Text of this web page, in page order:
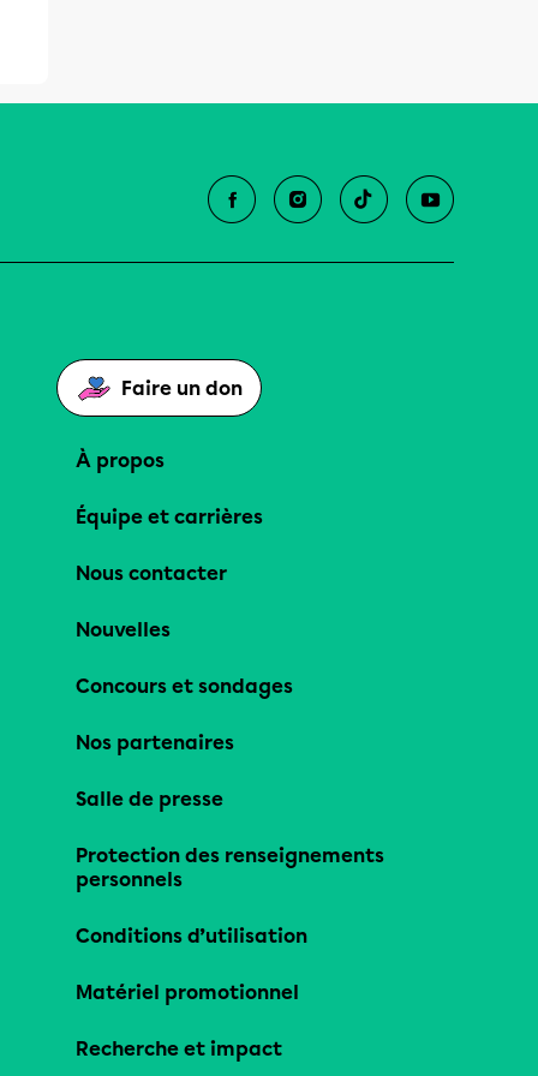
Faire un don
À propos
Équipe et carrières
Nous contacter
Nouvelles
Concours et sondages
Nos partenaires
Salle de presse
Protection des renseignements
personnels
Conditions d’utilisation
Matériel promotionnel
Recherche et impact